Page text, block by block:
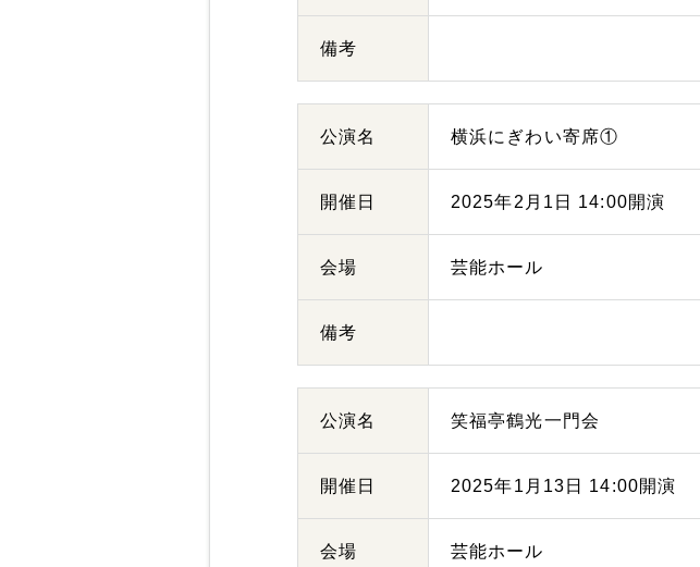
備考
公演名 横浜にぎわい寄席①
開催日 2025年2月1日 14:00開演
会場 芸能ホール
備考
公演名 笑福亭鶴光一門会
開催日 2025年1月13日 14:00開演
会場 芸能ホール